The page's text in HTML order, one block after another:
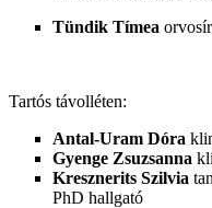
Tündik Tímea
Tartós távolléten:
Antal-Uram Dóra
Gyenge Zsuzsanna
Kresznerits Szilvia
PhD hallgató